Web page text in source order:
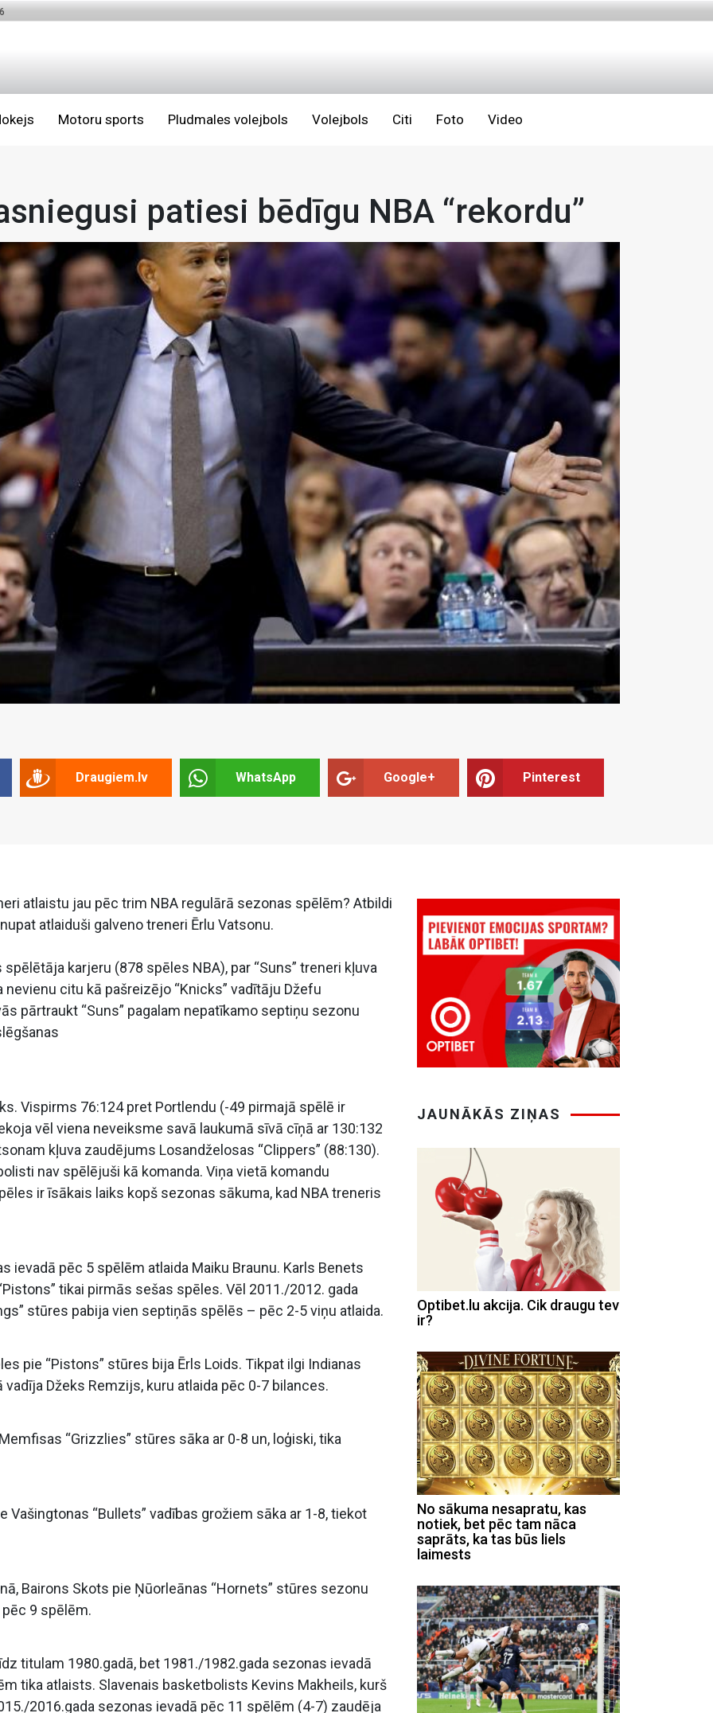
Motoru sports Pludmales volejbols Volejbols Citi Foto Video
patiesi bēdīgu NBA “rekordu”
Draugiem.lv WhatsApp Google+ Pinterest
atlaistu jau pēc trim NBA regulārā sezonas spēlēm? Atbildi
atlaiduši galveno treneri Ērlu Vatsonu.
karjeru (878 spēles NBA), par “Suns” treneri kļuva
citu kā pašreizējo “Knicks” vadītāju Džefu
pārtraukt “Suns” pagalam nepatīkamo septiņu sezonu
Vispirms 76:124 pret Portlendu (-49 pirmajā spēlē ir
vēl viena neveiksme savā laukumā sīvā cīņā ar 130:132
kļuva zaudējums Losandželosas “Clippers” (88:130).
nav spēlējuši kā komanda. Viņa vietā komandu
ir īsākais laiks kopš sezonas sākuma, kad NBA treneris
ievadā pēc 5 spēlēm atlaida Maiku Braunu. Karls Benets
tikai pirmās sešas spēles. Vēl 2011./2012. gada
stūres pabija vien septiņās spēlēs – pēc 2-5 viņu atlaida.
pie “Pistons” stūres bija Ērls Loids. Tikpat ilgi Indianas
Džeks Remzijs, kuru atlaida pēc 0-7 bilances.
“Grizzlies” stūres sāka ar 0-8 un, loģiski, tika
“Bullets” vadības grožiem sāka ar 1-8, tiekot
Bairons Skots pie Ņūorleānas “Hornets” stūres sezonu
9 spēlēm.
titulam 1980.gadā, bet 1981./1982.gada sezonas ievadā
tika atlaists. Slavenais basketbolists Kevins Makheils, kurš
2016.gada sezonas ievadā pēc 11 spēlēm (4-7) zaudēja
JAUNĀKĀS ZIŅAS
Optibet.lu akcija. Cik draugu tev
ir?
No sākuma nesapratu, kas
notiek, bet pēc tam nāca
saprāts, ka tas būs liels
laimests